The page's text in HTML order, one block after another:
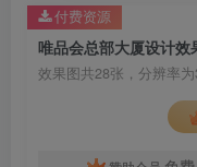
唯品会总部大厦设计效
效果图共28张，分辨率
付费资源